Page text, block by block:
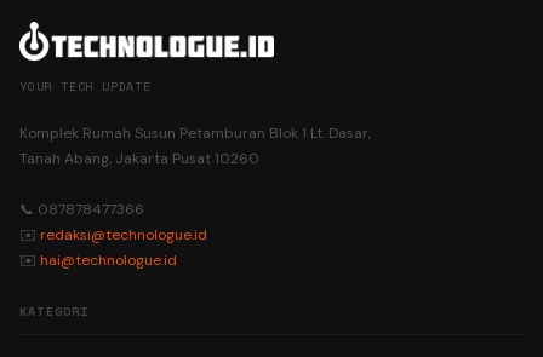
YOUR TECH UPDATE
Komplek Rumah Susun Petamburan Blok 1 Lt. Dasar,
Tanah Abang, Jakarta Pusat 10260
📞 087878477366
✉️ redaksi@technologue.id
✉️ hai@technologue.id
KATEGORI